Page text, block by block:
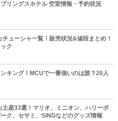
プリングスホテル 空室情報・予約状況
チューシャ一覧！販売状況&値段まとめ！
ク
キング！MCUで一番強いのは誰？20人
土産33選！マリオ、ミニオン、ハリーポ
ク、セサミ、SINGなどのグッズ情報